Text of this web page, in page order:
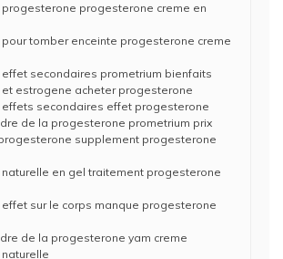
progesterone creme en
tomber enceinte progesterone creme
secondaires prometrium bienfaits
estrogene acheter progesterone
secondaires effet progesterone
de la progesterone prometrium prix
supplement progesterone
en gel traitement progesterone
sur le corps manque progesterone
de la progesterone yam creme